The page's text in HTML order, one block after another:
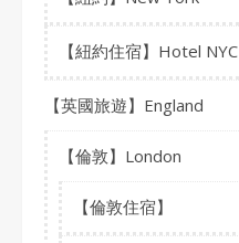
【紐約住宿】Hotel NYC
【英國旅遊】England
【倫敦】London
【倫敦住宿】